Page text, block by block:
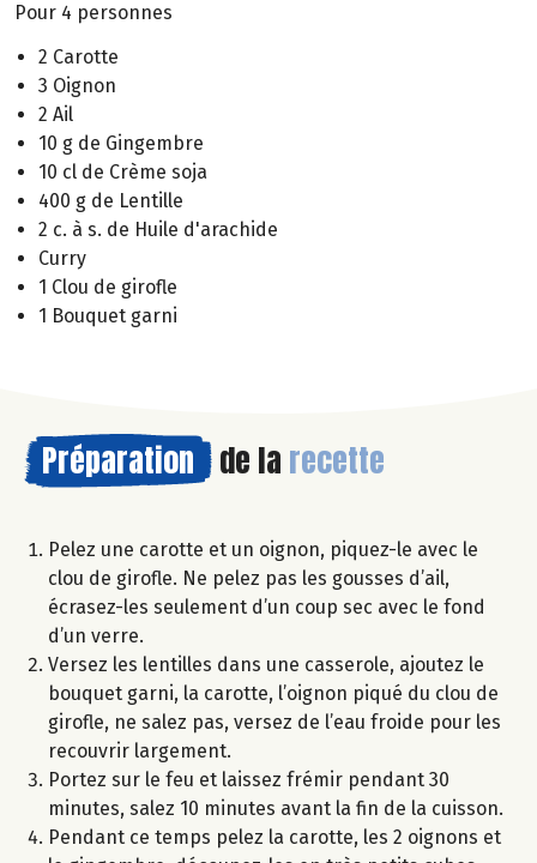
Pour 4 personnes
2 Carotte
3 Oignon
2 Ail
10 g de Gingembre
10 cl de Crème soja
400 g de Lentille
2 c. à s. de Huile d'arachide
Curry
1 Clou de girofle
1 Bouquet garni
Préparation de la recette
Pelez une carotte et un oignon, piquez-le avec le
clou de girofle. Ne pelez pas les gousses d’ail,
écrasez-les seulement d’un coup sec avec le fond
d’un verre.
Versez les lentilles dans une casserole, ajoutez le
bouquet garni, la carotte, l’oignon piqué du clou de
girofle, ne salez pas, versez de l’eau froide pour les
recouvrir largement.
Portez sur le feu et laissez frémir pendant 30
minutes, salez 10 minutes avant la fin de la cuisson.
Pendant ce temps pelez la carotte, les 2 oignons et